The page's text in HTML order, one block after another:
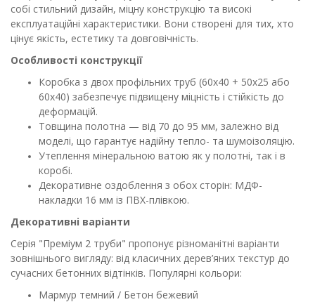
собі стильний дизайн, міцну конструкцію та високі
експлуатаційні характеристики. Вони створені для тих, хто
цінує якість, естетику та довговічність.
Особливості конструкції
Коробка з двох профільних труб (60х40 + 50х25 або
60х40) забезпечує підвищену міцність і стійкість до
деформацій.
Товщина полотна — від 70 до 95 мм, залежно від
моделі, що гарантує надійну тепло- та шумоізоляцію.
Утеплення мінеральною ватою як у полотні, так і в
коробі.
Декоративне оздоблення з обох сторін: МДФ-
накладки 16 мм із ПВХ-плівкою.
Декоративні варіанти
Серія "Преміум 2 труби" пропонує різноманітні варіанти
зовнішнього вигляду: від класичних дерев’яних текстур до
сучасних бетонних відтінків. Популярні кольори:
Мармур темний / Бетон бежевий